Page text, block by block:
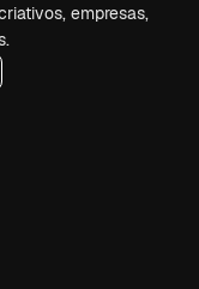
empresas,